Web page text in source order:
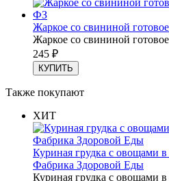
Жаркое со свининой
Жаркое со свининой
245 ₽
КУПИТЬ
Также покупают
ХИТ
Куриная грудка с овощами в
Фабрика Здоровой Еды
Куриная грудка с овощами в